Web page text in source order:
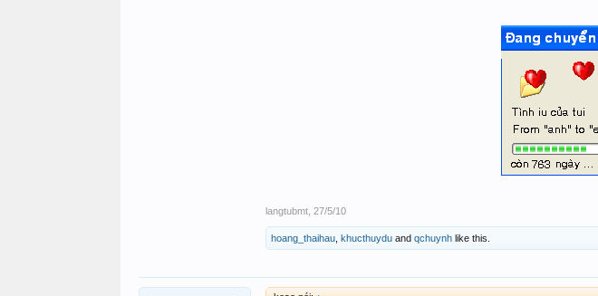
langtubmt 27/5/10
hoang_thaihau khucthuydu and qchuynh like this.